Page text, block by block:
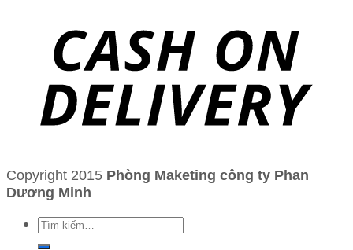
Copyright 2015 Phòng Maketing công ty Phan
Dương Minh
Tìm
kiếm: